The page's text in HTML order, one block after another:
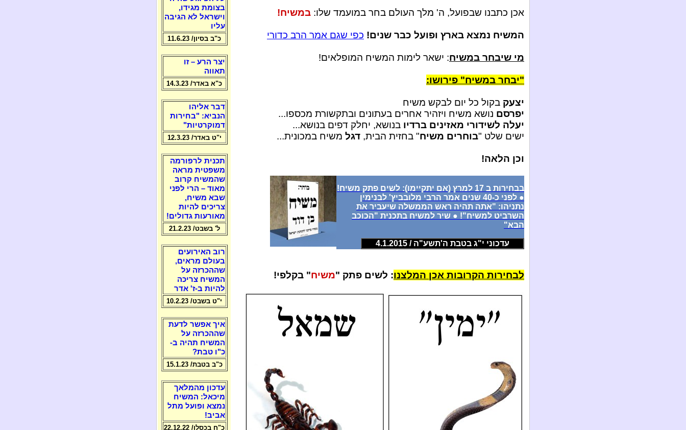
אכן כתבנו שבפועל, ה' מלך העולם בחר במועמד שלו: במשיח!
המשיח נמצא בארץ ופועל כבר שנים! כפי שגם אמר הרב כדורי
מי שיבחר במשיח: ישאר לימות המשיח המופלאים!
"יבחר במשיח" פירושו:
יצעק בקול כל יום לבקש משיח
יפרסם נושא משיח ויזהיר אחרים בעתונים ובתקשורת מכספו...
יעלה לשידורי מאזינים ברדיו בנושא, יחלק דפים בנושא...
ישים שלט "בוחרים משיח" בחזית הבית, דגל משיח במכונית...
וכן הלאה!
בבחירות ב 17 למרץ (אם יתקיימו): לשים פתק משיח!
● לפני כ-40 שנים אמר הרבי מלובביץ' לבנימין
נתניהו: "אתה תהיה ראש הממשלה שיעביר את
השרביט למשיח"! ● שיר למשיח בתכנית "הכוכב
הבא"
עדכוני י"ג בטבת ה'תשע"ה / 4.1.2015
לבחירות הקרובות אכן המלצנו: לשים פתק "משיח" בקלפי!
בצומת מגידו,
וישראל לא הגיבה
עליו
כ"ב בסיון/ 11.6.23
יצר הרע – זו
תאווה
כ"א באדר/ 14.3.23
דבר אליהו
הנביא: "בחירות
דמוקרטיות"
י"ט באדר/ 12.3.23
תכנית לרפורמה
משפטית מראה
שהמשיח קרוב
מאוד – הרי לפני
שבא משיח,
צריכים להיות
מאורעות גדולים!
ל' בשבט/ 21.2.23
רוב האירועים
בעולם מראים,
שההכרזה על
המשיח צריכה
להיות ב-ז' אדר
י"ט בשבט/ 10.2.23
איך אפשר לדעת
שההכרזה על
המשיח תהיה ב-
כ"ו טבת?
כ"ב בטבת/ 15.1.23
עדכון מהמלאך
מיכאל: המשיח
נמצא ופועל מתל
אביב!
כ"ח בכסלו/ 22.12.22